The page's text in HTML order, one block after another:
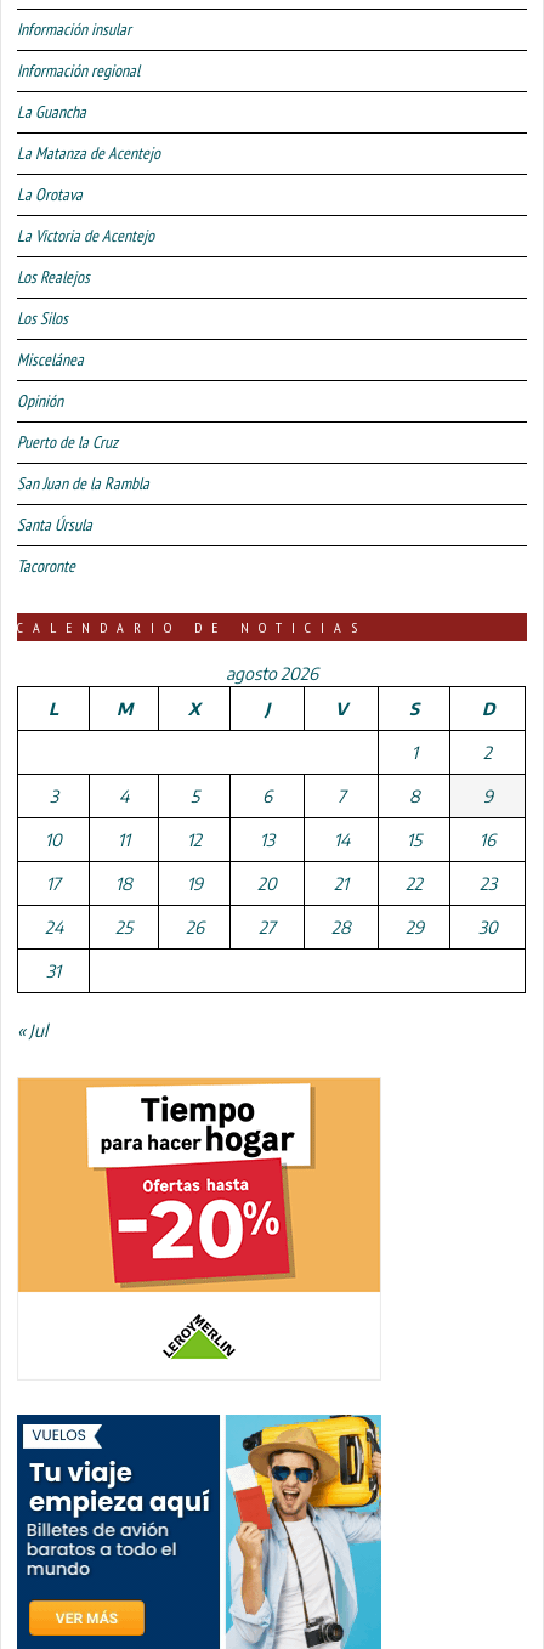
Información insular
Información regional
La Guancha
La Matanza de Acentejo
La Orotava
La Victoria de Acentejo
Los Realejos
Los Silos
Miscelánea
Opinión
Puerto de la Cruz
San Juan de la Rambla
Santa Úrsula
Tacoronte
CALENDARIO DE NOTICIAS
agosto 2026
L
M X J V S D
1 2
3 4 5 6 7 8 9
10 11 12 13 14 15 16
17 18 19 20 21 22 23
24 25 26 27 28 29 30
31
« Jul